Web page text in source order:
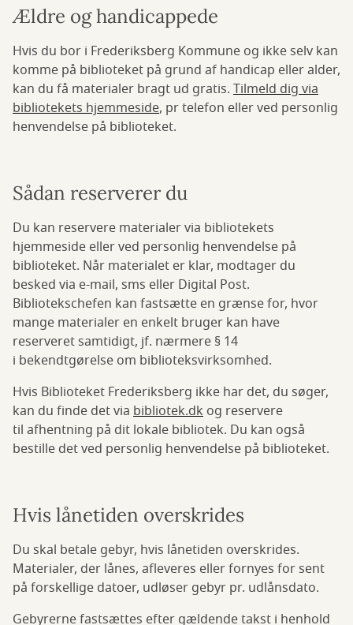
Ældre og handicappede
Hvis du bor i Frederiksberg Kommune og ikke selv kan
komme på biblioteket på grund af handicap eller alder,
kan du få materialer bragt ud gratis. Tilmeld dig via
bibliotekets hjemmeside, pr telefon eller ved personlig
henvendelse på biblioteket.
Sådan reserverer du
Du kan reservere materialer via bibliotekets
hjemmeside eller ved personlig henvendelse på
biblioteket. Når materialet er klar, modtager du
besked via e-mail, sms eller Digital Post.
Bibliotekschefen kan fastsætte en grænse for, hvor
mange materialer en enkelt bruger kan have
reserveret samtidigt, jf. nærmere § 14
i bekendtgørelse om biblioteksvirksomhed.
Hvis Biblioteket Frederiksberg ikke har det, du søger,
kan du finde det via bibliotek.dk og reservere
til afhentning på dit lokale bibliotek. Du kan også
bestille det ved personlig henvendelse på biblioteket.
Hvis lånetiden overskrides
Du skal betale gebyr, hvis lånetiden overskrides.
Materialer, der lånes, afleveres eller fornyes for sent
på forskellige datoer, udløser gebyr pr. udlånsdato.
Gebyrerne fastsættes efter gældende takst i henhold